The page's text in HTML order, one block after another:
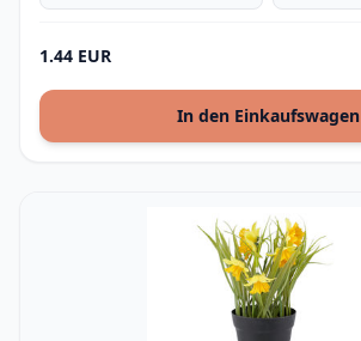
1.44 EUR
In den Einkaufswagen